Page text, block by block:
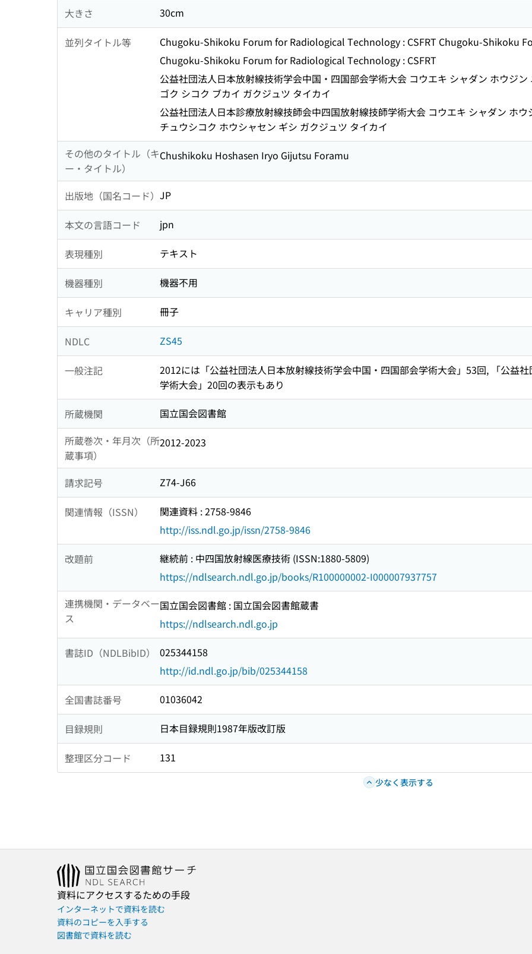
大きさ 30cm
並列タイトル等
Chugoku-Shikoku Forum for Radiological Technology : CSFRT Chugoku-Shikoku
Chugoku-Shikoku Forum for Radiological Technology : CSFRT
公益社団法人日本放射線技術学会中国・四国部会学術大会 コウエキ シャダン ホウジ
ゴク シコク ブカイ ガクジュツ タイカイ
公益社団法人日本診療放射線技師会中四国放射線技師学術大会 コウエキ シャダン ホ
チュウシコク ホウシャセン ギシ ガクジュツ タイカイ
その他のタイトル（キ
ー・タイトル）
Chushikoku Hoshasen Iryo Gijutsu Foramu
出版地（国名コード） JP
本文の言語コード jpn
表現種別 テキスト
機器種別 機器不用
キャリア種別 冊子
NDLC ZS45
一般注記
2012には「公益社団法人日本放射線技術学会中国・四国部会学術大会」53回, 「公益
学術大会」20回の表示もあり
所蔵機関
国立国会図書館
所蔵巻次・年月次（所
蔵事項）
2012-2023
請求記号 Z74-J66
関連情報（ISSN）
関連資料 : 2758-9846
http://iss.ndl.go.jp/issn/2758-9846
改題前
継続前 : 中四国放射線医療技術 (ISSN:1880-5809)
https://ndlsearch.ndl.go.jp/books/R100000002-I000007937757
連携機関・データベー
ス
国立国会図書館 : 国立国会図書館蔵書
https://ndlsearch.ndl.go.jp
書誌ID（NDLBibID）
025344158
http://id.ndl.go.jp/bib/025344158
全国書誌番号 01036042
目録規則 日本目録規則1987年版改訂版
整理区分コード 131
少なく表示する
資料にアクセスするための手段
インターネットで資料を読む
資料のコピーを入手する
図書館で資料を読む